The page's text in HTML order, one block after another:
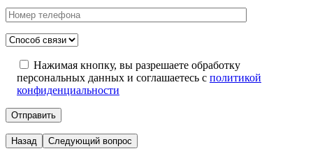
Нажимая кнопку, вы разрешаете обработку
персональных данных и соглашаетесь с политикой
конфиденциальности
Назад Следующий вопрос